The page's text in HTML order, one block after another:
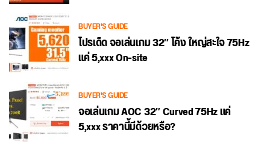
BUYER'S GUIDE
โปรเด็ด จอเล่นเกม 32″ โค้ง ใหญ่สะใจ 75Hz
แค่ 5,xxx On-site
BUYER'S GUIDE
จอเล่นเกม AOC 32″ Curved 75Hz แค่
5,xxx ราคานี้มีด้วยหรือ?